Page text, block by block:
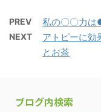
PREV 私の〇〇力
NEXT
アトピーに効
とお茶
ブログ内検索